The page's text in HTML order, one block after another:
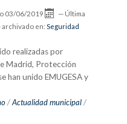
03/06/2019 — Última
archivado en: Seguridad
realizadas por
Madrid, Protección
han unido EMUGESA y
/Actualidad municipal /